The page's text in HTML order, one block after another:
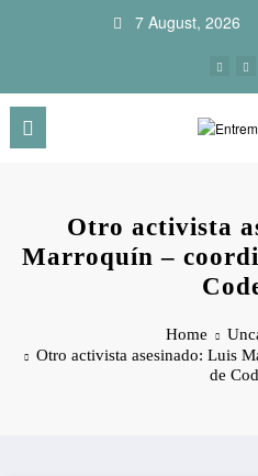
7 August, 2026
Otro activista
Marroquín –
Home
Otro activista asesinado: Luis
de